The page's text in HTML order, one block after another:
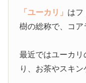
「ユーカリ」 はフ
樹の総称で、コア
最近ではユーカリ
り、お茶やスキン